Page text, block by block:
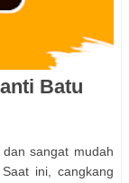
Batu
sangat mudah
ini, cangkang